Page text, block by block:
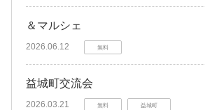
＆マルシェ
2026.06.12 無料
益城町交流会
2026.03.21 無料 益城町